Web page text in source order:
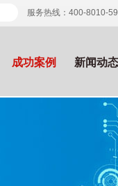
服务热线：400-8010-
成功案例 新闻动态